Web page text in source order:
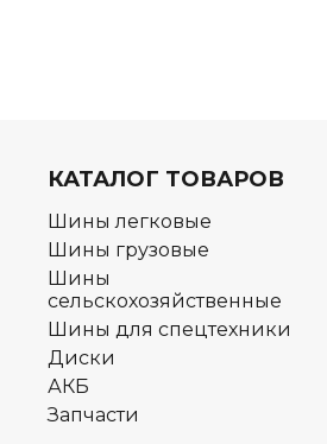
КАТАЛОГ ТОВАРОВ
Шины легковые
Шины грузовые
Шины
сельскохозяйственные
Шины для спецтехники
Диски
АКБ
Запчасти